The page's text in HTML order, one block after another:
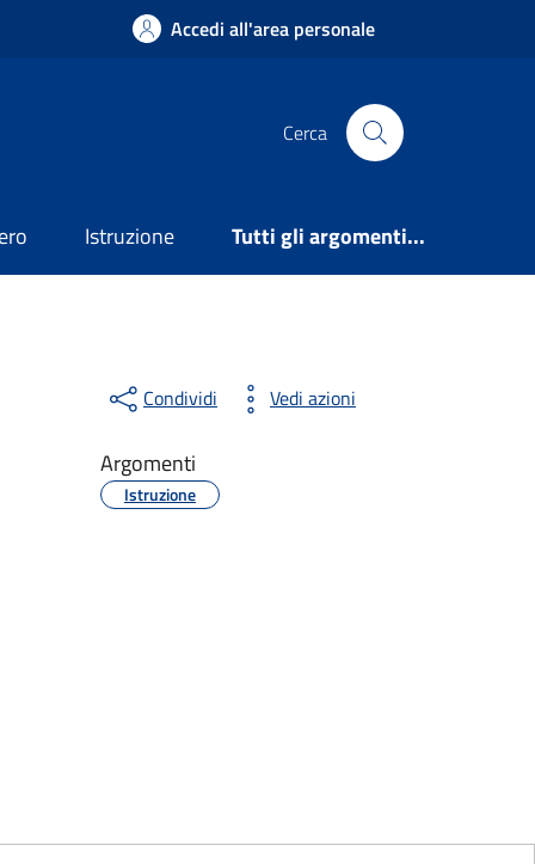
Accedi all'area personale
Cerca
Istruzione Tutti gli argomenti...
Condividi Vedi azioni
Argomenti
Istruzione